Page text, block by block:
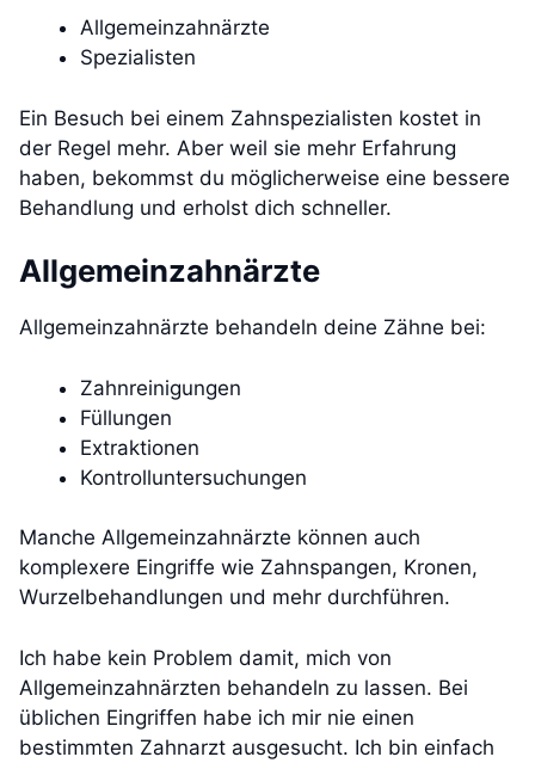
Allgemeinzahnärzte
Spezialisten
Ein Besuch bei einem Zahnspezialisten kostet in
der Regel mehr. Aber weil sie mehr Erfahrung
haben, bekommst du möglicherweise eine bessere
Behandlung und erholst dich schneller.
Allgemeinzahnärzte
Allgemeinzahnärzte behandeln deine Zähne bei:
Zahnreinigungen
Füllungen
Extraktionen
Kontrolluntersuchungen
Manche Allgemeinzahnärzte können auch
komplexere Eingriffe wie Zahnspangen, Kronen,
Wurzelbehandlungen und mehr durchführen.
Ich habe kein Problem damit, mich von
Allgemeinzahnärzten behandeln zu lassen. Bei
üblichen Eingriffen habe ich mir nie einen
bestimmten Zahnarzt ausgesucht. Ich bin einfach